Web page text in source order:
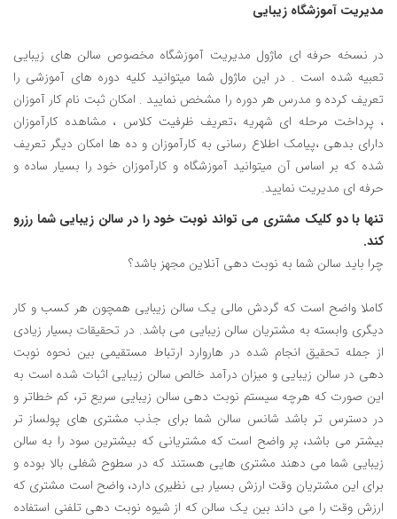
مدیریت آموزشگاه زیبایی
در نسخه حرفه ای ماژول مدیریت آموزشگاه مخصوص سالن های زیبایی
تعبیه شده است . در این ماژول شما میتوانید کلیه دوره های آموزشی را
تعریف کرده و مدرس هر دوره را مشخص نمایید . امکان ثبت نام کار آموزان
، پرداخت مرحله ای شهریه ،تعریف ظرفیت کلاس ، مشاهده کارآموزان
دارای بدهی ،پیامک اطلاع رسانی به کارآموزان و ده ها امکان دیگر تعریف
شده که بر اساس آن میتوانید آموزشگاه و کارآموزان خود را بسیار ساده و
حرفه ای مدیریت نمایید.
تنها با دو کلیک مشتری می تواند نوبت خود را در سالن زیبایی شما رزرو
کند.
چرا باید سالن شما به نوبت دهی آنلاین مجهز باشد؟
کاملا واضح است که گردش مالی یک سالن زیبایی همچون هر کسب و کار
دیگری وابسته به مشتریان سالن زیبایی می باشد. در تحقیقات بسیار زیادی
از جمله تحقیق انجام شده در هاروارد ارتباط مستقیمی بین نحوه نوبت
دهی در سالن زیبایی و میزان درآمد خالص سالن زیبایی اثبات شده است به
این صورت که هرچه سیستم نوبت دهی سالن زیبایی سریع تر، کم خطاتر و
در دسترس تر باشد شانس سالن شما برای جذب مشتری های پولساز تر
بیشتر می باشد، پر واضح است که مشتریانی که بیشترین سود را به سالن
زیبایی شما می دهند مشتری هایی هستند که در سطوح شغلی بالا بوده و
برای این مشتریان وقت ارزش بسیار بی نظیری دارد، واضح است مشتری که
ارزش وقت را می داند بین یک سالن که از شیوه نوبت دهی تلفنی استفاده